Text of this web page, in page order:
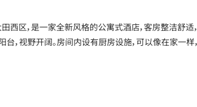
区，是一家全新风格的公寓式酒店，客房整洁舒适
台，视野开阔。房间内设有厨房设施，可以像在家一